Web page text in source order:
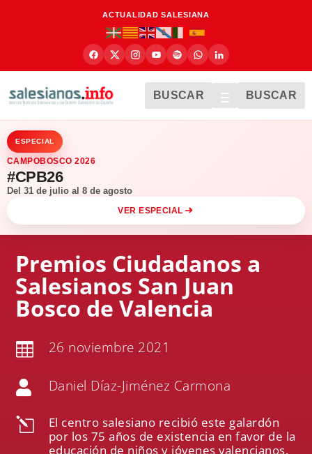
ACTUALIDAD SALESIANA
BUSCAR BUSCAR
ESPECIAL
CAMPOBOSCO 2026
#CPB26
Del 31 de julio al 8 de agosto
VER ESPECIAL
Premios Ciudadanos a
Salesianos San Juan
Bosco de Valencia
 26 noviembre 2021
 Daniel Díaz-Jiménez Carmona
l
El centro salesiano recibió este galardón
por los 75 años de existencia en favor de la
educación de niños y jóvenes valencianos.